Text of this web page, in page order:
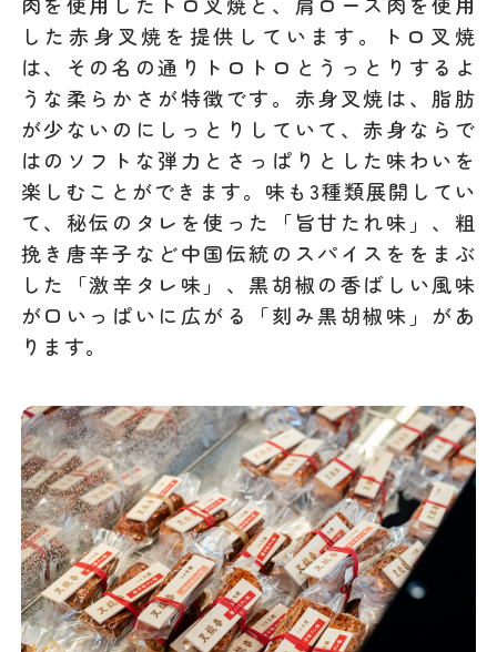
した赤身叉焼を提供しています。トロ叉焼
は、その名の通りトロトロとうっとりするよ
うな柔らかさが特徴です。赤身叉焼は、脂肪
が少ないのにしっとりしていて、赤身ならで
はのソフトな弾力とさっぱりとした味わいを
楽しむことができます。味も3種類展開してい
て、秘伝のタレを使った「旨甘たれ味」、粗
挽き唐辛子など中国伝統のスパイスををまぶ
した「激辛タレ味」、黒胡椒の香ばしい風味
が口いっぱいに広がる「刻み黒胡椒味」があ
ります。